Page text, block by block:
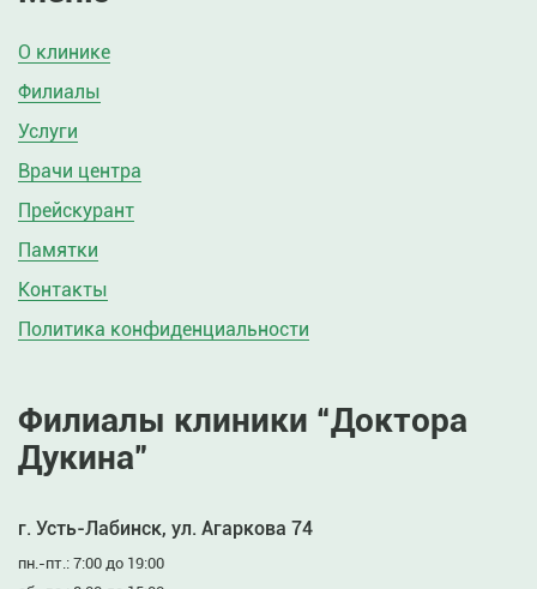
О клинике
Филиалы
Услуги
Врачи центра
Прейскурант
Памятки
Контакты
Политика конфиденциальности
Филиалы клиники “Доктора
Дукина”
г. Усть-Лабинск, ул. Агаркова 74
пн.-пт.: 7:00 до 19:00